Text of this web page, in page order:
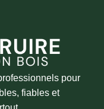
pour
fiables et